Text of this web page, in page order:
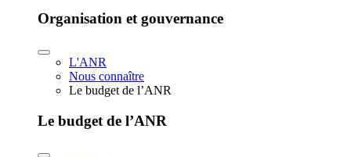
Organisation et gouvernance
L'ANR
Nous connaître
Le budget de l’ANR
Le budget de l’ANR